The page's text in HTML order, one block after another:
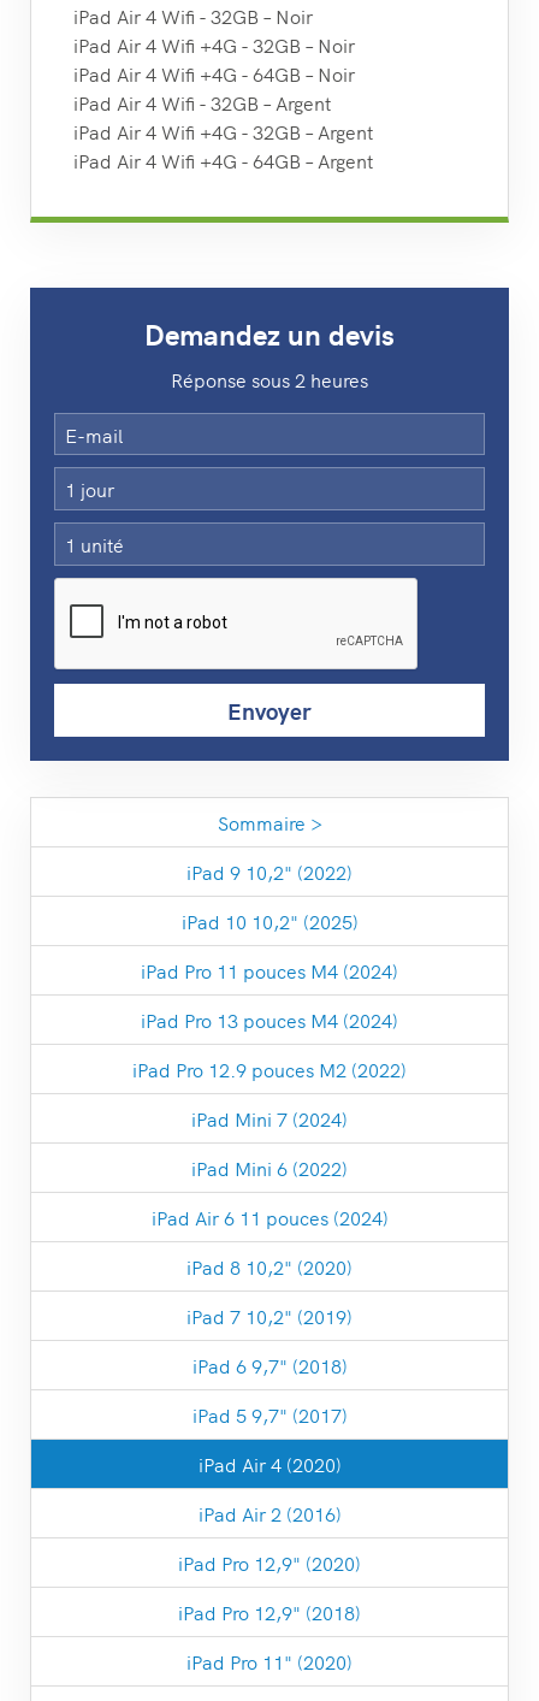
Sommaire >
iPad 9 10,2" (2022)
iPad 10 10,2" (2025)
iPad Pro 11 pouces M4 (2024)
iPad Pro 13 pouces M4 (2024)
iPad Pro 12.9 pouces M2 (2022)
iPad Mini 7 (2024)
iPad Mini 6 (2022)
iPad Air 6 11 pouces (2024)
iPad 8 10,2" (2020)
iPad 7 10,2" (2019)
iPad 6 9,7" (2018)
iPad 5 9,7" (2017)
iPad Air 4 (2020)
iPad Air 2 (2016)
iPad Pro 12,9" (2020)
iPad Pro 12,9" (2018)
iPad Pro 11" (2020)
iPad Air 4 Wifi - 32GB – Noir
iPad Air 4 Wifi +4G - 32GB – Noir
iPad Air 4 Wifi +4G - 64GB – Noir
iPad Air 4 Wifi - 32GB – Argent
iPad Air 4 Wifi +4G - 32GB – Argent
iPad Air 4 Wifi +4G - 64GB – Argent
Demandez un devis
Réponse sous 2 heures